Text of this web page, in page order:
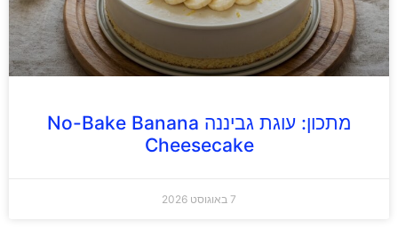
מתכון: עוגת גביננה No-Bake Banana
Cheesecake
7 באוגוסט 2026